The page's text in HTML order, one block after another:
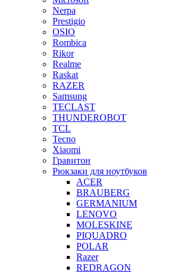
Nerpa
Prestigio
OSIO
Rombica
Rikor
Realme
Raskat
RAZER
Samsung
TECLAST
THUNDEROBOT
TCL
Tecno
Xiaomi
Гравитон
Рюкзаки для ноутбуков
ACER
BRAUBERG
GERMANIUM
LENOVO
MOLESKINE
PIQUADRO
POLAR
Razer
REDRAGON